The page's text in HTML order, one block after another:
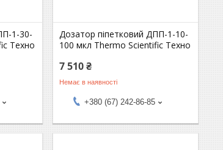
1-30-
Техно
Дозатор піпетковий ДПП-1-10-
100 мкл Thermo Scientific Техно
7 510 ₴
Немає в наявності
+380 (67) 242-86-85